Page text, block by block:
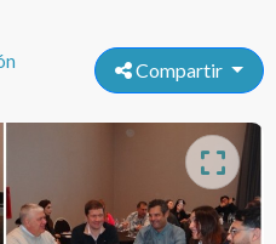
Compartir